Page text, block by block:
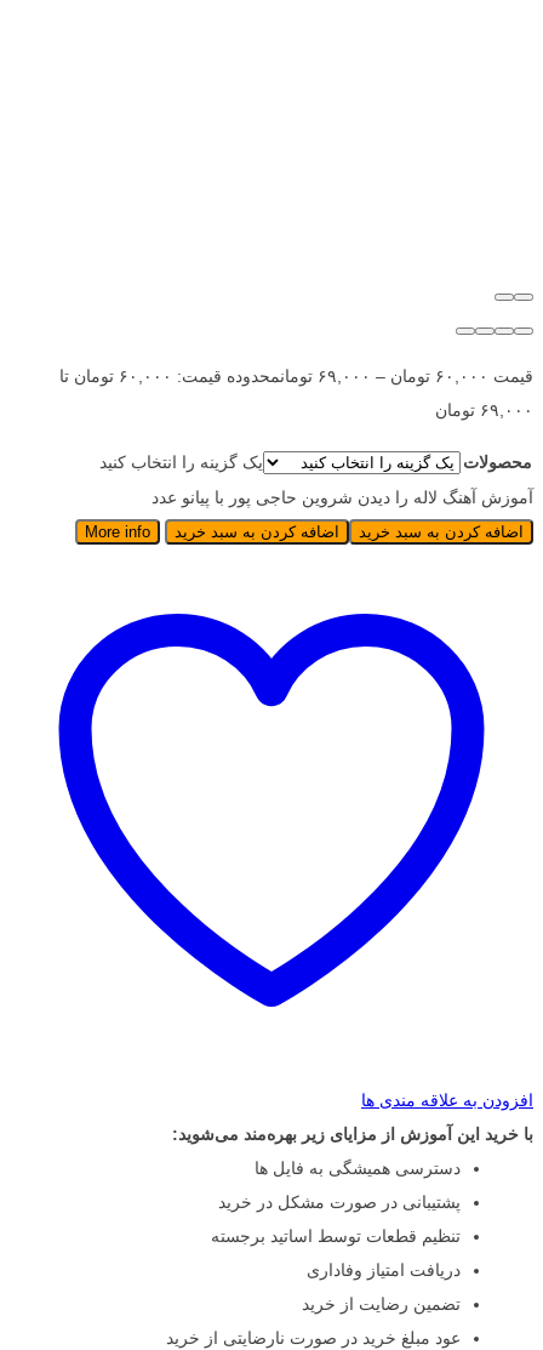
قیمت ۶۰,۰۰۰ تومان – ۶۹,۰۰۰ تومان
محدوده قیمت: ۶۰,۰۰۰ تومان تا
۶۹,۰۰۰ تومان
محصولات
یک گزینه را انتخاب کنید
آموزش آهنگ لاله را دیدن شروین حاجی پور با پیانو عدد
اضافه کردن به سبد خرید اضافه کردن به سبد خرید More info
افزودن به علاقه مندی ها
با خرید این آموزش از مزایای زیر بهره‌مند می‌شوید:
دسترسی همیشگی به فایل ها
پشتیبانی در صورت مشکل در خرید
تنظیم قطعات توسط اساتید برجسته
دریافت امتیاز وفاداری
تضمین رضایت از خرید
عود مبلغ خرید در صورت نارضایتی از خرید